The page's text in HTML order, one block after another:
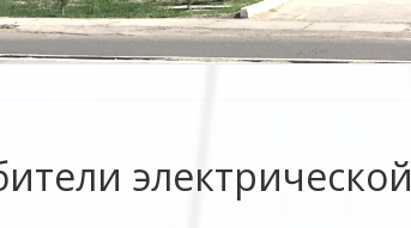
электрической